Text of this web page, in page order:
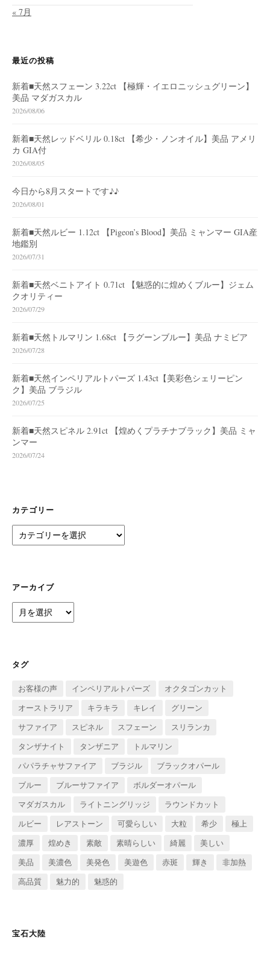
« 7月
最近の投稿
新着■天然スフェーン 3.22ct 【極輝・イエロニッシュグリーン】
美品 マダガスカル
2026/08/06
新着■天然レッドベリル 0.18ct 【希少・ノンオイル】美品 アメリ
カ GIA付
2026/08/05
今日から8月スタートです♪♪
2026/08/01
新着■天然ルビー 1.12ct 【Pigeon’s Blood】美品 ミャンマー GIA産
地鑑別
2026/07/31
新着■天然ベニトアイト 0.71ct 【魅惑的に煌めくブルー】ジェム
クオリティー
2026/07/29
新着■天然トルマリン 1.68ct 【ラグーンブルー】美品 ナミビア
2026/07/28
新着■天然インペリアルトパーズ 1.43ct【美彩色シェリーピン
ク】美品 ブラジル
2026/07/25
新着■天然スピネル 2.91ct 【煌めくプラチナブラック】美品 ミャ
ンマー
2026/07/24
カテゴリー
テ
ー
アーカイブ
ー
ブ
タグ
お客様の声 インペリアルトパーズ
オクタゴンカット
オーストラリア
キラキラ キレイ
グリーン
サファイア
スピネル スフェーン
スリランカ
タンザナイト
タンザニア
トルマリン
パパラチャサファイア
ブラジル
ブラックオパール
ブルー
ブルーサファイア
ボルダーオパール
マダガスカル
ライトニングリッジ
ラウンドカット
ルビー
レアストーン 可愛らしい 大粒 希少
極上
濃厚
煌めき 素敵 素晴らしい 綺麗
美しい
美品
美濃色 美発色 美遊色 赤斑 輝き
非加熱
高品質
魅力的 魅惑的
宝石大陸